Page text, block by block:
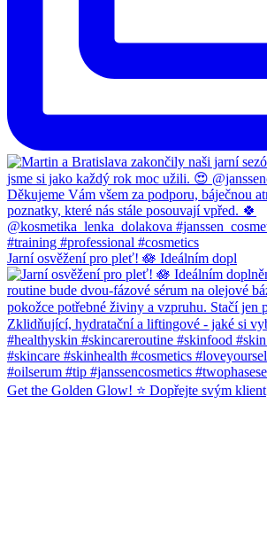
Jarní osvěžení pro pleť! 🪷 Ideálním dopl
Get the Golden Glow! ⭐️ Dopřejte svým klient